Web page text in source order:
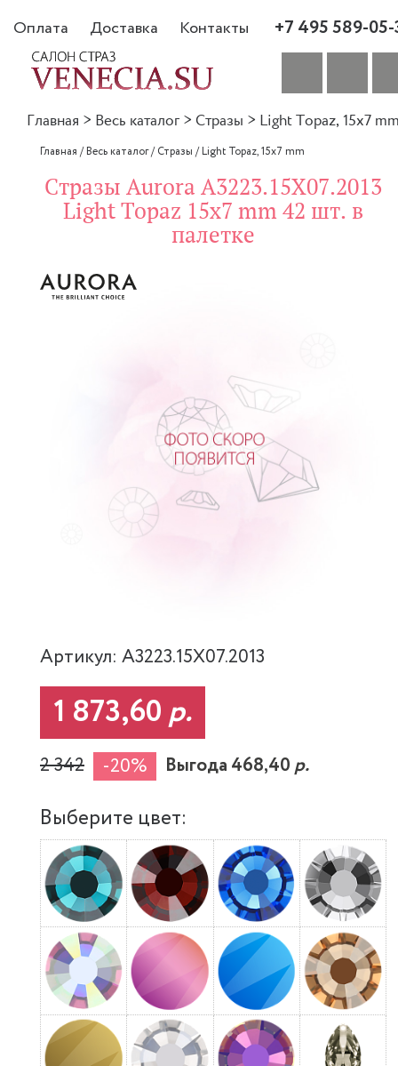
Оплата Доставка Контакты +7 495 589-
Главная > Весь каталог > Стразы > Light Topaz, 15x7
Главная /Весь каталог/Стразы /Light Topaz, 15x7 mm
Стразы Aurora A3223.15X07.2013
Light Topaz 15x7 mm 42 шт. в
палетке
Артикул: A3223.15X07.2013
1 873,60р.
2 342 -20% Выгода 468,40р.
Выберите цвет: